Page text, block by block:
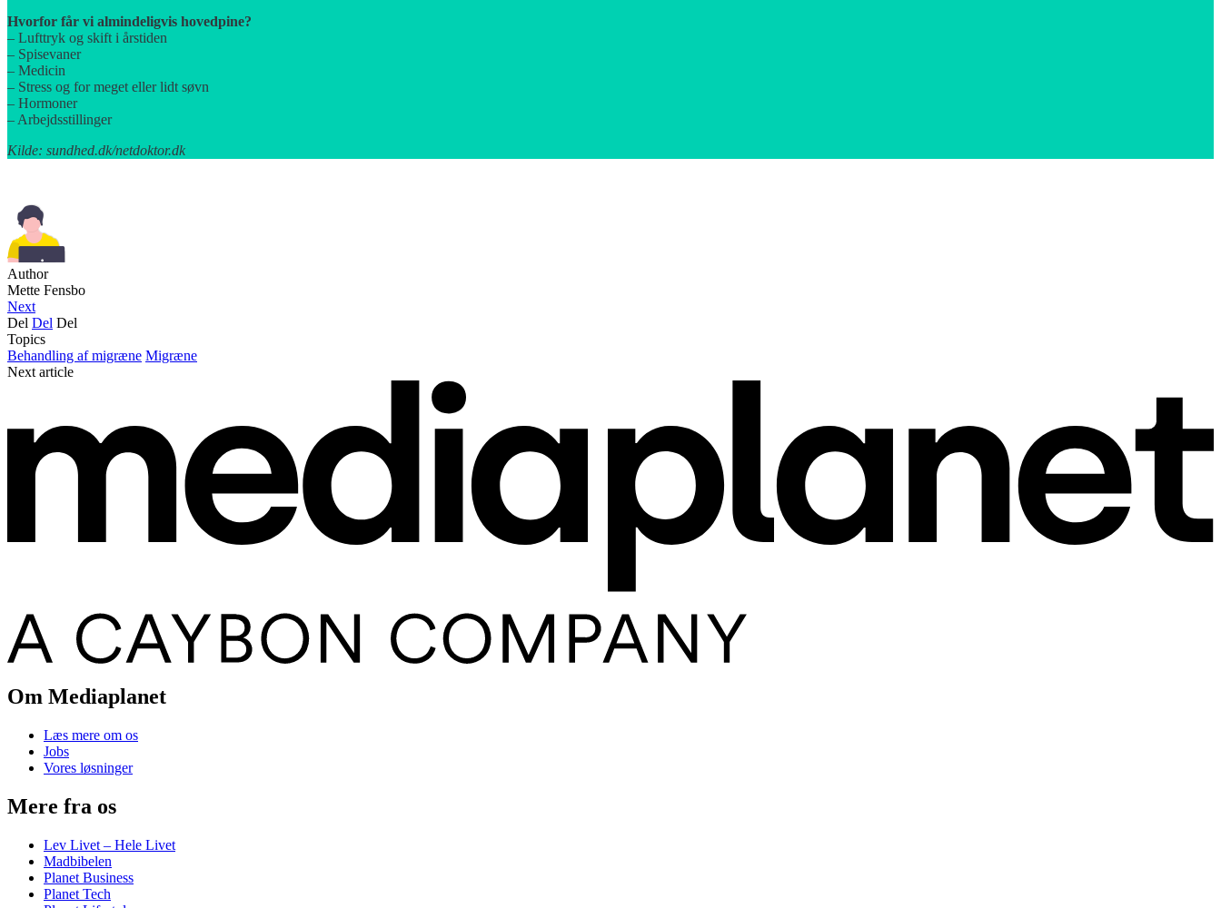
Hvorfor får vi almindeligvis hovedpine?
– Lufttryk og skift i årstiden
– Spisevaner
– Medicin
– Stress og for meget eller lidt søvn
– Hormoner
– Arbejdsstillinger
Kilde: sundhed.dk/netdoktor.dk
Author
Mette Fensbo
Next
Del Del Del
Topics
Behandling af migræne Migræne
Next article
Om Mediaplanet
Læs mere om os
Jobs
Vores løsninger
Mere fra os
Lev Livet – Hele Livet
Madbibelen
Planet Business
Planet Tech